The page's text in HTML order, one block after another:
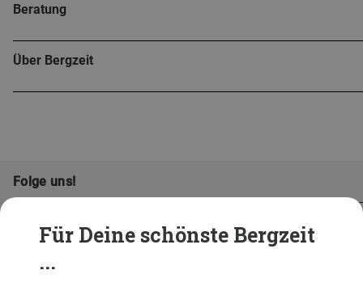
Für Deine schönste Bergzeit
...
Beratung
Über Bergzeit
Folge uns!